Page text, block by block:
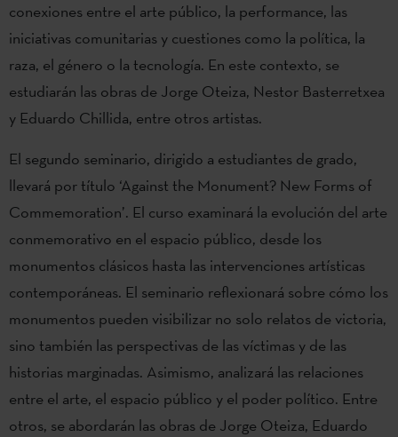
conexiones entre el arte público, la performance, las
iniciativas comunitarias y cuestiones como la política, la
raza, el género o la tecnología. En este contexto, se
estudiarán las obras de Jorge Oteiza, Nestor Basterretxea
y Eduardo Chillida, entre otros artistas.
El segundo seminario, dirigido a estudiantes de grado,
llevará por título ‘Against the Monument? New Forms of
Commemoration’. El curso examinará la evolución del arte
conmemorativo en el espacio público, desde los
monumentos clásicos hasta las intervenciones artísticas
contemporáneas. El seminario reflexionará sobre cómo los
monumentos pueden visibilizar no solo relatos de victoria,
sino también las perspectivas de las víctimas y de las
historias marginadas. Asimismo, analizará las relaciones
entre el arte, el espacio público y el poder político. Entre
otros, se abordarán las obras de Jorge Oteiza, Eduardo